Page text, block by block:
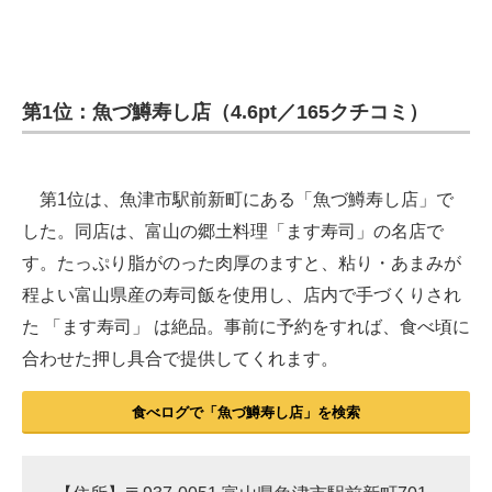
第1位：魚づ鱒寿し店（4.6pt／165クチコミ）
第1位は、魚津市駅前新町にある「魚づ鱒寿し店」で
した。同店は、富山の郷土料理「ます寿司」の名店で
す。たっぷり脂がのった肉厚のますと、粘り・あまみが
程よい富山県産の寿司飯を使用し、店内で手づくりされ
た 「ます寿司」 は絶品。事前に予約をすれば、食べ頃に
合わせた押し具合で提供してくれます。
食べログで「魚づ鱒寿し店」を検索